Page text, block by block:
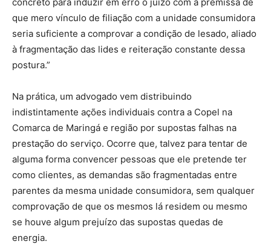
que mero vínculo de filiação com a unidade consumidora
seria suficiente a comprovar a condição de lesado, aliado
à fragmentação das lides e reiteração constante dessa
postura.”
Na prática, um advogado vem distribuindo
indistintamente ações individuais contra a Copel na
Comarca de Maringá e região por supostas falhas na
prestação do serviço. Ocorre que, talvez para tentar de
alguma forma convencer pessoas que ele pretende ter
como clientes, as demandas são fragmentadas entre
parentes da mesma unidade consumidora, sem qualquer
comprovação de que os mesmos lá residem ou mesmo
se houve algum prejuízo das supostas quedas de
energia.